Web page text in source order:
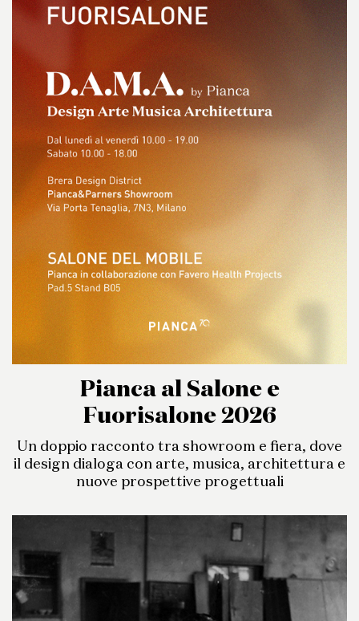
Pianca al Salone e
Fuorisalone 2026
Un doppio racconto tra showroom e fiera, dove
il design dialoga con arte, musica, architettura e
nuove prospettive progettuali